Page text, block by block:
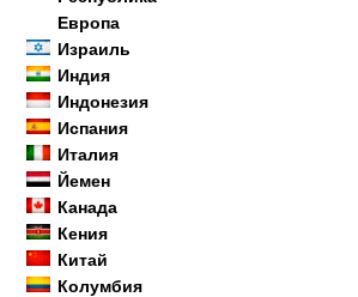
Европа
Израиль
Индия
Индонезия
Испания
Италия
Йемен
Канада
Кения
Китай
Колумбия